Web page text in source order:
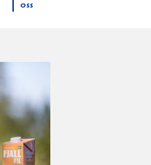
oss